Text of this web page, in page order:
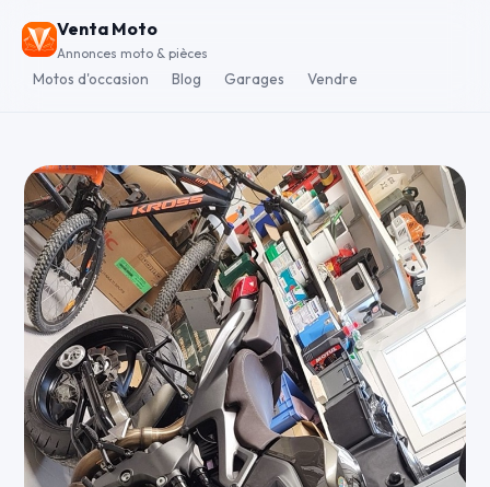
Venta Moto
Annonces moto & pièces
Motos d'occasion Blog Garages Vendre